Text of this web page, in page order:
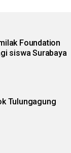
Foundation
siswa Surabaya
Tulungagung